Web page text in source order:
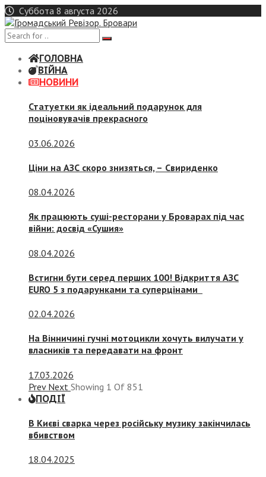
Skip
to
content
Суббота 8 августа 2026
ГОЛОВНА
ВІЙНА
НОВИНИ
Статуетки як ідеальний подарунок для
поціновувачів прекрасного
03.06.2026
Ціни на АЗС скоро знизяться, – Свириденко
08.04.2026
Як працюють суші-ресторани у Броварах під час
війни: досвід «Сушия»
08.04.2026
Встигни бути серед перших 100! Відкриття АЗС
EURO 5 з подарунками та суперцінами
02.04.2026
На Вінничині гучні мотоцикли хочуть вилучати у
власників та передавати на фронт
17.03.2026
Prev Next Showing 1 Of 851
ПОДІЇ
В Києві сварка через російську музику закінчилась
вбивством
18.04.2025